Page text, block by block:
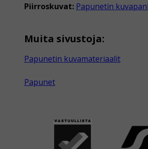
Piirroskuvat: Papunetin
Muita sivustoja:
Papunetin kuvamateriaalit
Papunet